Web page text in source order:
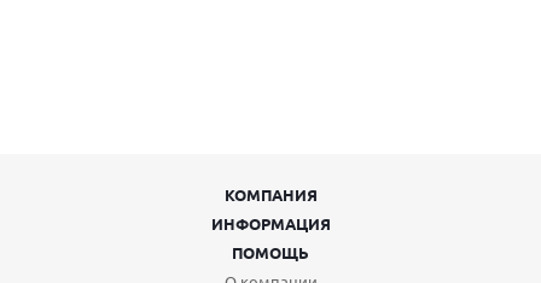
КОМПАНИЯ
ИНФОРМАЦИЯ
ПОМОЩЬ